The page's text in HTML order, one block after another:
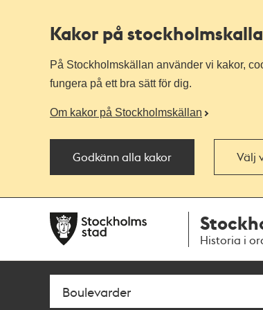
Kakor på
På Stockholmskällan använder vi kakor,
fungera på ett bra sätt för dig.
Om kakor på Stockholmskällan
Godkänn alla kakor Välj
navigationen
huvudinnehållet
Historia i
Sök